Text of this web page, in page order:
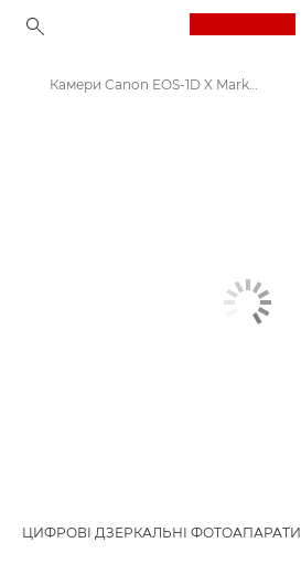
Камери Canon EOS-1D X Mark III
ЦИФРОВІ ДЗЕРКАЛЬНІ ФОТОАПАРАТИ